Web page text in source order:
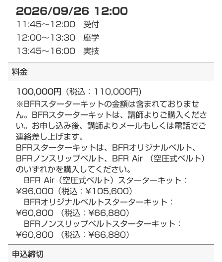
2026/09/26 12:00
11:45～12:00 受付
12:00～13:30 座学
13:45～16:00 実技
料金
100,000円 （税込：110,000円)
※BFRスターターキットの金額は含まれておりませ
ん。BFRスターターキットは、講師よりご購入くださ
い。お申し込み後、講師よりメールもしくは電話でご
連絡差し上げます。
BFRスターターキットは、BFRオリジナルベルト、
BFRノンスリップベルト、BFR Air （空圧式ベルト）
のいずれかを購入してください。
BFR Air（空圧式ベルト）スターターキット：
¥96,000（税込：¥105,600）
BFRオリジナルベルトスターターキット：
¥60,800 （税込：¥66,880）
BFRノンスリップベルトスターターキット：
¥60,800 （税込：¥66,880）
申込締切